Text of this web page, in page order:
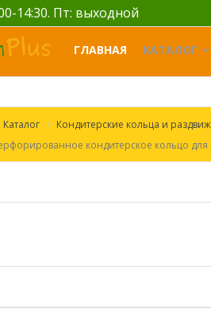
14:30. Пт: выходной
ГЛАВНАЯ КАТАЛОГ
Каталог Кондитерские кольца и
кондитерское кольцо